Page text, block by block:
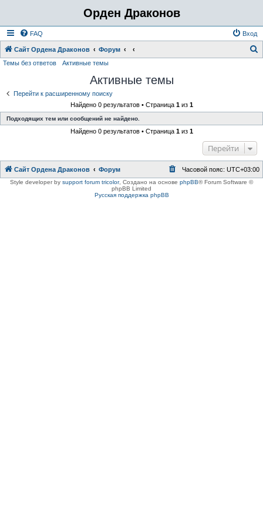
Орден Драконов
FAQ Вход
Сайт Ордена Драконов Форум
Темы без ответов Активные темы
Активные темы
Перейти к расширенному поиску
Найдено 0 результатов • Страница 1из 1
Подходящих тем или сообщений не найдено.
Найдено 0 результатов • Страница 1из 1
Перейти
Сайт Ордена Драконов Форум Часовой пояс: UTC+03:00
Style developer by support forum tricolor, Создано на основе phpBB® Forum Software ©
phpBB Limited
Русская поддержка phpBB